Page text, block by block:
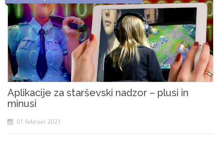
Aplikacije za starševski nadzor – plusi in
minusi
01 februar 2021